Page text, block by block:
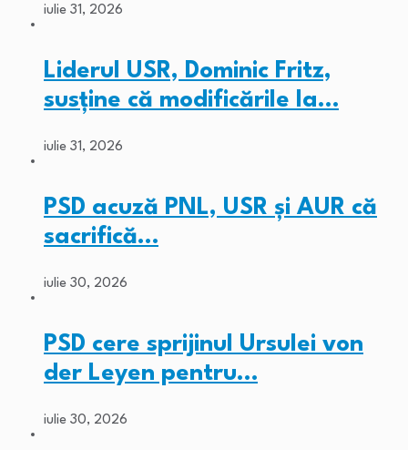
iulie 31, 2026
Liderul USR, Dominic Fritz,
susține că modificările la…
iulie 31, 2026
PSD acuză PNL, USR și AUR că
sacrifică…
iulie 30, 2026
PSD cere sprijinul Ursulei von
der Leyen pentru…
iulie 30, 2026